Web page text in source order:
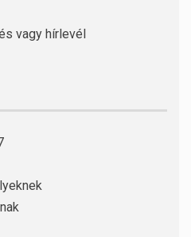
vagy hírlevél